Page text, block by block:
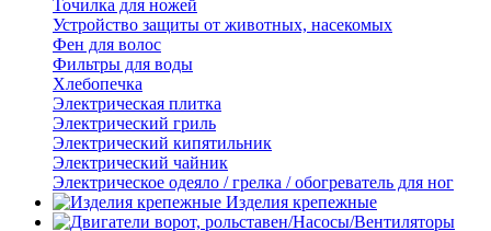
Точилка для ножей
Устройство защиты от животных, насекомых
Фен для волос
Фильтры для воды
Хлебопечка
Электрическая плитка
Электрический гриль
Электрический кипятильник
Электрический чайник
Электрическое одеяло / грелка / обогреватель для ног
Изделия крепежные